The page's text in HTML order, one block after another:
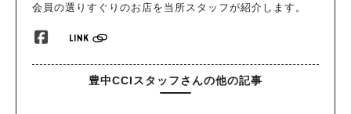
会員の選りすぐりのお店を当所スタッフが紹介します。
豊中CCIスタッフさんの他の記事